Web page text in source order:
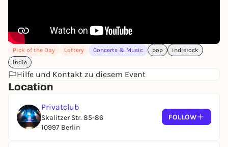
Pick of the Day Lottery Concerts & Music pop
indierock
indie
Hilfe und Kontakt zu diesem Event
Location
Privatclub
Skalitzer Str. 85-86
10997 Berlin
FOLLOW